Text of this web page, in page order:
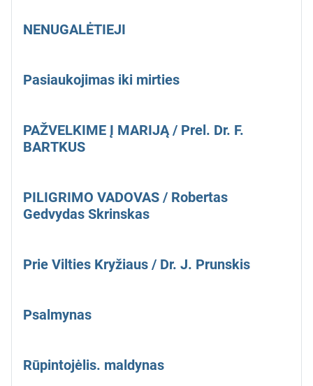
NENUGALĖTIEJI
Pasiaukojimas iki mirties
PAŽVELKIME Į MARIJĄ / Prel. Dr. F.
BARTKUS
PILIGRIMO VADOVAS / Robertas
Gedvydas Skrinskas
Prie Vilties Kryžiaus / Dr. J. Prunskis
Psalmynas
Rūpintojėlis. maldynas